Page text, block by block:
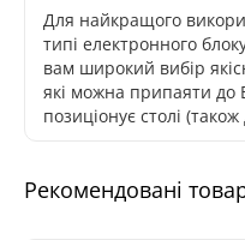
Для найкращого
типі електронного
вам широкий вибір
які можна припаяти до
позиціонує столі
Рекомендовані